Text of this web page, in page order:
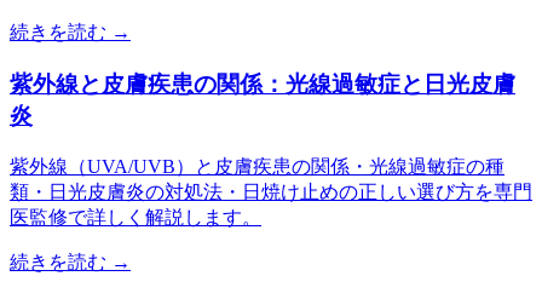
続きを読む →
紫外線と皮膚疾患の関係：光線過敏症と日光皮膚
炎
紫外線（UVA/UVB）と皮膚疾患の関係・光線過敏症の種
類・日光皮膚炎の対処法・日焼け止めの正しい選び方を専門
医監修で詳しく解説します。
続きを読む →